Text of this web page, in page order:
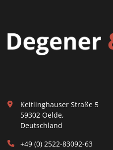
Keitlinghauser Straße 5
59302 Oelde,
Deutschland
+49 (0) 2522-83092-63